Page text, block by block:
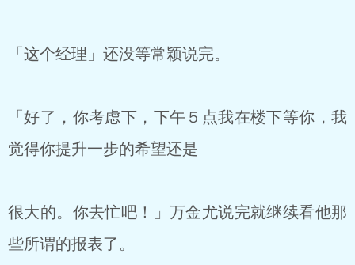
「这个经理」还没等常颖说完。
「好了，你考虑下，下午５点我在楼下等你，我
觉得你提升一步的希望还是
很大的。你去忙吧！」万金尤说完就继续看他那
些所谓的报表了。